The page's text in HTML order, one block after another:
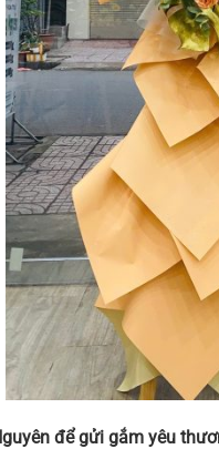
để gửi gắm yêu